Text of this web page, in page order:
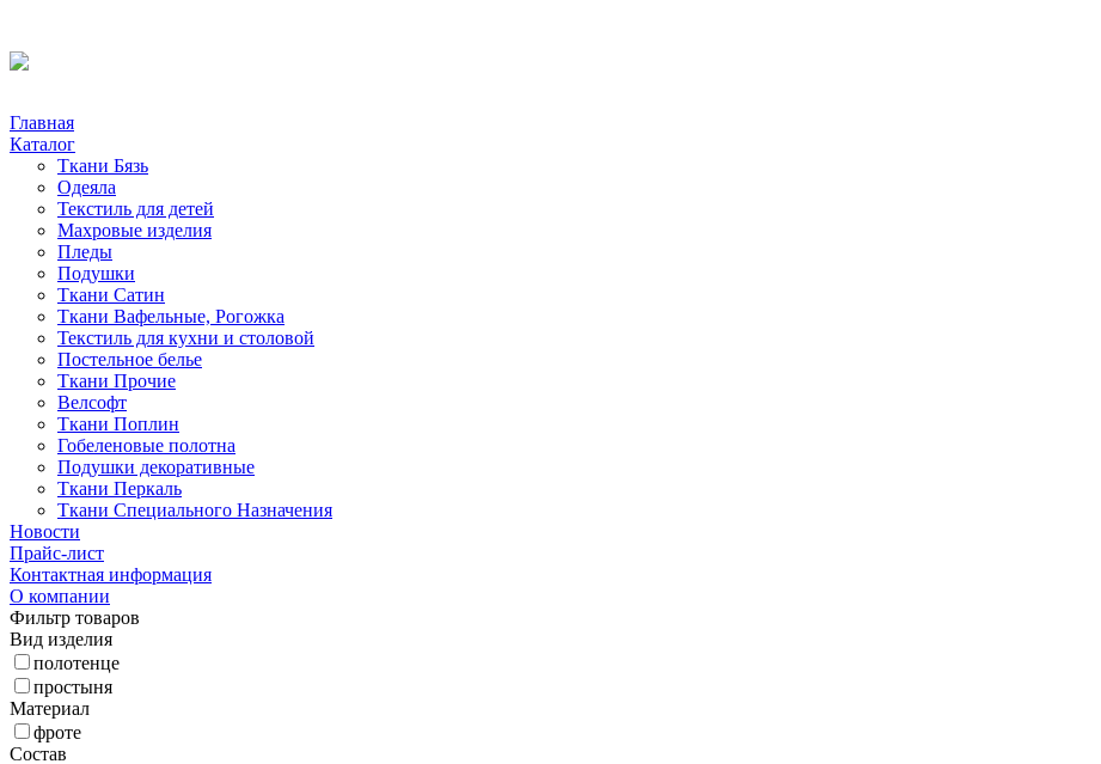
Главная
Каталог
Ткани Бязь
Одеяла
Текстиль для детей
Махровые изделия
Пледы
Подушки
Ткани Сатин
Ткани Вафельные, Рогожка
Текстиль для кухни и столовой
Постельное белье
Ткани Прочие
Велсофт
Ткани Поплин
Гобеленовые полотна
Подушки декоративные
Ткани Перкаль
Ткани Специального Назначения
Новости
Прайс-лист
Контактная информация
О компании
Фильтр товаров
Вид изделия
полотенце
простыня
Материал
фроте
Состав